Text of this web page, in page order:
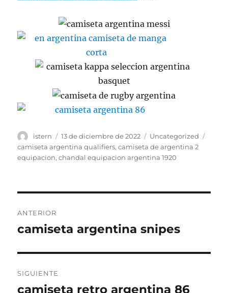
Autor
istern
Publicado
el
13 de diciembre de 2022 Categorías
Uncategorized
camiseta argentina qualifiers,camiseta de argentina 2
equipacion,chandal equipacion argentina 1920
de
ANTERIOR
Entrada
camiseta argentina snipes
SIGUIENTE
Entrada
camiseta retro argentina 86